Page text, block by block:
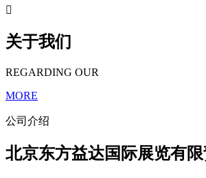

关于我们
REGARDING OUR
MORE
公司介绍
北京东方益达国际展览有限